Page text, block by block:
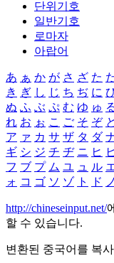
단위기호
일반기호
로마자
아랍어
あ ぁ か が さ ざ た
き ぎ し じ ち ぢ に
ぬ ふ ぶ ぷ む ゆ ゅ
れ お ぉ こ ご そ ぞ と
ア ァ カ サ ザ タ ダ
ギ シ ジ チ ヂ ニ ヒ
フ ブ プ ム ユ ュ ル
ォ コ ゴ ソ ゾ ト ド ノ
http://chineseinput.net/
할 수 있습니다.
변환된 중국어를 복